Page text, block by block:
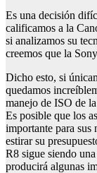
Es una decisión
calificamos a la
si analizamos su
creemos que la
Dicho esto, si
quedamos
manejo de ISO de
Es posible que los
importante para sus
estirar su
R8 sigue siendo
producirá algunas